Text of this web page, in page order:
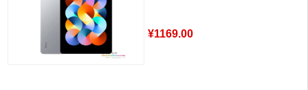
¥1169.00